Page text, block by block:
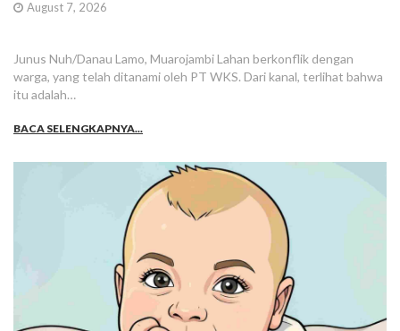
August 7, 2026
Junus Nuh/Danau Lamo, Muarojambi Lahan berkonflik dengan
warga, yang telah ditanami oleh PT WKS. Dari kanal, terlihat bahwa
itu adalah…
BACA SELENGKAPNYA...